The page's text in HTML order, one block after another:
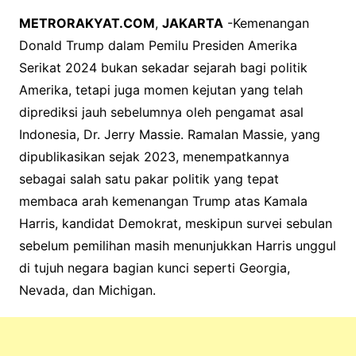
METRORAKYAT.COM, JAKARTA-Kemenangan
Donald Trump dalam Pemilu Presiden Amerika
Serikat 2024 bukan sekadar sejarah bagi politik
Amerika, tetapi juga momen kejutan yang telah
diprediksi jauh sebelumnya oleh pengamat asal
Indonesia, Dr. Jerry Massie. Ramalan Massie, yang
dipublikasikan sejak 2023, menempatkannya
sebagai salah satu pakar politik yang tepat
membaca arah kemenangan Trump atas Kamala
Harris, kandidat Demokrat, meskipun survei sebulan
sebelum pemilihan masih menunjukkan Harris unggul
di tujuh negara bagian kunci seperti Georgia,
Nevada, dan Michigan.